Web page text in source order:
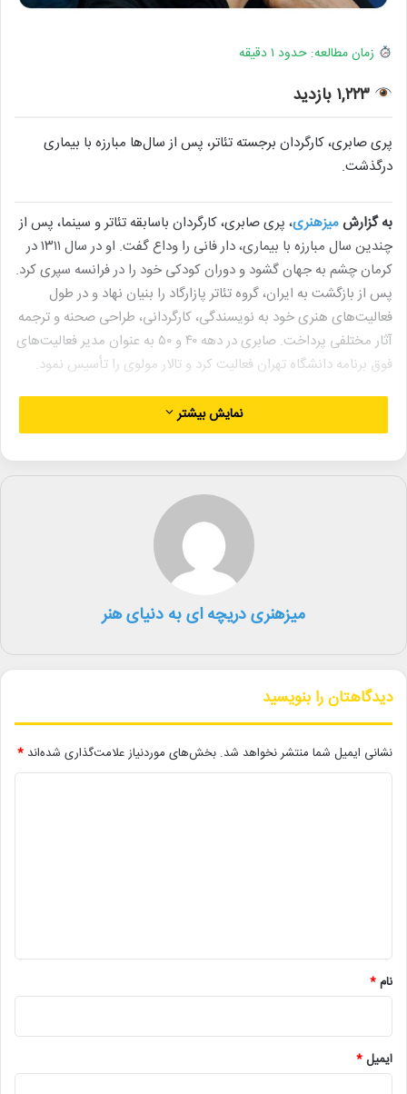
زمان مطالعه: حدود ۱ دقیقه
۱,۲۲۳ بازدید
پری صابری، کارگردان برجسته تئاتر، پس از سال‌ها مبارزه با بیماری
درگذشت.
به گزارش میزهنری، پری صابری، کارگردان باسابقه تئاتر و سینما، پس از
چندین سال مبارزه با بیماری، دار فانی را وداع گفت. او در سال ۱۳۱۱ در
کرمان چشم به جهان گشود و دوران کودکی خود را در فرانسه سپری کرد.
پس از بازگشت به ایران، گروه تئاتر پازارگاد را بنیان نهاد و در طول
فعالیت‌های هنری خود به نویسندگی، کارگردانی، طراحی صحنه و ترجمه
آثار مختلفی پرداخت. صابری در دهه ۴۰ و ۵۰ به عنوان مدیر فعالیت‌های
فوق برنامه دانشگاه تهران فعالیت کرد و تالار مولوی را تأسیس نمود.
صابری در سال ۲۰۰۴ نشان ابن سینا از یونسکو و لژیون دونور از دولت
فرانسه را دریافت کرد.
او در طول دوران کاری خود نمایش‌های متعددی را روی صحنه برد، از
و زلیخا» (۱۳۸۱). همچنین، صابری تعدادی از نمایشنامه‌های خارجی را
نویسنده» (۱۳۵۲)، «آنتیگونه» (۱۳۷۹)، «یرما» اثر گابریل گارسیا لورکا،
دفن» اثر ژان پل سارتر، «جزیره بزه» اثر هوگو بتی، «آتش‌افروزها» اثر
ماکس فریش، «کالیگولا» اثر آلبر کامو و «باغ آلبالو» اثر آنتوان چخوف.
صابری با هنر و تلاش‌های بی‌وقفه خود، جایگاه ویژه‌ای در تئاتر و هنر
ایران به دست آورد و نام او همیشه در تاریخ هنر کشور به یاد خواهد
دیگر خبرها
نمایش بیشتر
میزهنری دریچه ای به دنیای هنر
دیدگاهتان را بنویسید
نشانی ایمیل شما منتشر نخواهد شد. بخش‌های موردنیاز علامت‌گذاری شده‌اند *
نام*
ایمیل*